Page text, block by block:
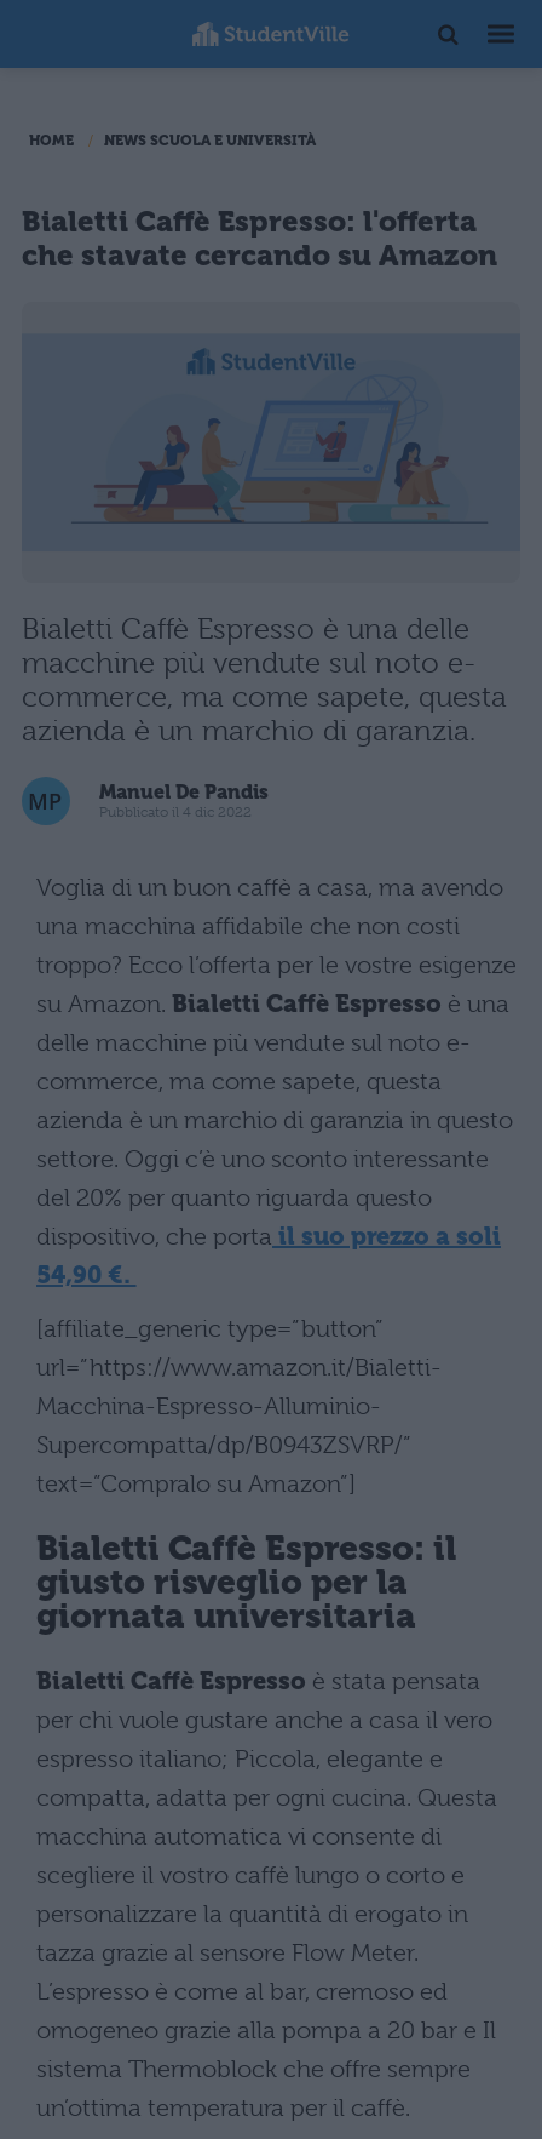
HOME NEWS SCUOLA E UNIVERSITÀ
Bialetti Caffè Espresso: l'offerta
che stavate cercando su Amazon
Bialetti Caffè Espresso è una delle
macchine più vendute sul noto e-
commerce, ma come sapete, questa
azienda è un marchio di garanzia.
Manuel De Pandis
Pubblicato il 4 dic 2022
Voglia di un buon caffè a casa, ma avendo
una macchina affidabile che non costi
troppo? Ecco l’offerta per le vostre esigenze
su Amazon. Bialetti Caffè Espresso è una
delle macchine più vendute sul noto e-
commerce, ma come sapete, questa
azienda è un marchio di garanzia in questo
settore. Oggi c’è uno sconto interessante
del 20% per quanto riguarda questo
dispositivo, che porta il suo prezzo a soli
54,90 €.
[affiliate_generic type=”button”
url=”https://www.amazon.it/Bialetti-
Macchina-Espresso-Alluminio-
Supercompatta/dp/B0943ZSVRP/”
text=”Compralo su Amazon”]
Bialetti Caffè Espresso: il
giusto risveglio per la
giornata universitaria
Bialetti Caffè Espresso è stata pensata
per chi vuole gustare anche a casa il vero
espresso italiano; Piccola, elegante e
compatta, adatta per ogni cucina. Questa
macchina automatica vi consente di
scegliere il vostro caffè lungo o corto e
personalizzare la quantità di erogato in
tazza grazie al sensore Flow Meter.
L’espresso è come al bar, cremoso ed
omogeneo grazie alla pompa a 20 bar e Il
sistema Thermoblock che offre sempre
un’ottima temperatura per il caffè.